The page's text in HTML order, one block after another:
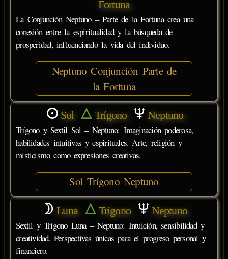
Fortuna
La Conjunción Neptuno – Parte de la Fortuna crea una
conexión entre la espiritualidad y la búsqueda de
prosperidad, influenciando la vida del individuo.
Neptuno Conjunción Parte de
la Fortuna
Sol Trígono Neptuno
Trígono y Sextil Sol – Neptuno: Imaginación poderosa,
habilidades intuitivas y espirituales. Arte, religión y
misticismo como expresiones creativas.
Sol Trígono Neptuno
Luna Trígono Neptuno
Sextil y Trígono Luna – Neptuno: Intuición, sensibilidad y
creatividad. Perspectivas únicas para el progreso personal y
financiero.